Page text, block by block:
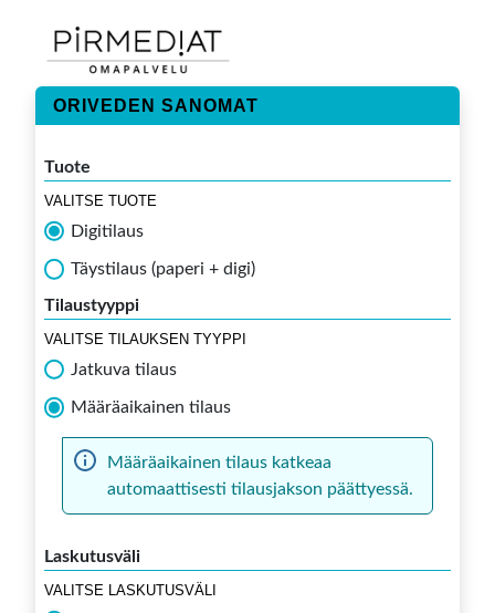
ORIVEDEN SANOMAT
Tuote
VALITSE TUOTE
Digitilaus
Täystilaus (paperi + digi)
Tilaustyyppi
VALITSE TILAUKSEN TYYPPI
Jatkuva tilaus
Määräaikainen tilaus
Määräaikainen tilaus katkeaa
automaattisesti tilausjakson päättyessä.
Laskutusväli
VALITSE LASKUTUSVÄLI